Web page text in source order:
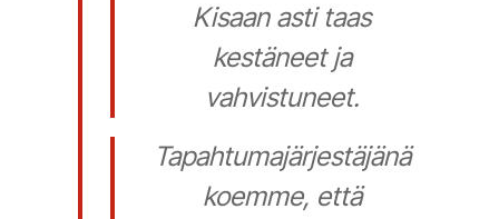
Kisaan asti taas
kestäneet ja
vahvistuneet.
Tapahtumajärjestäjänä
koemme, että